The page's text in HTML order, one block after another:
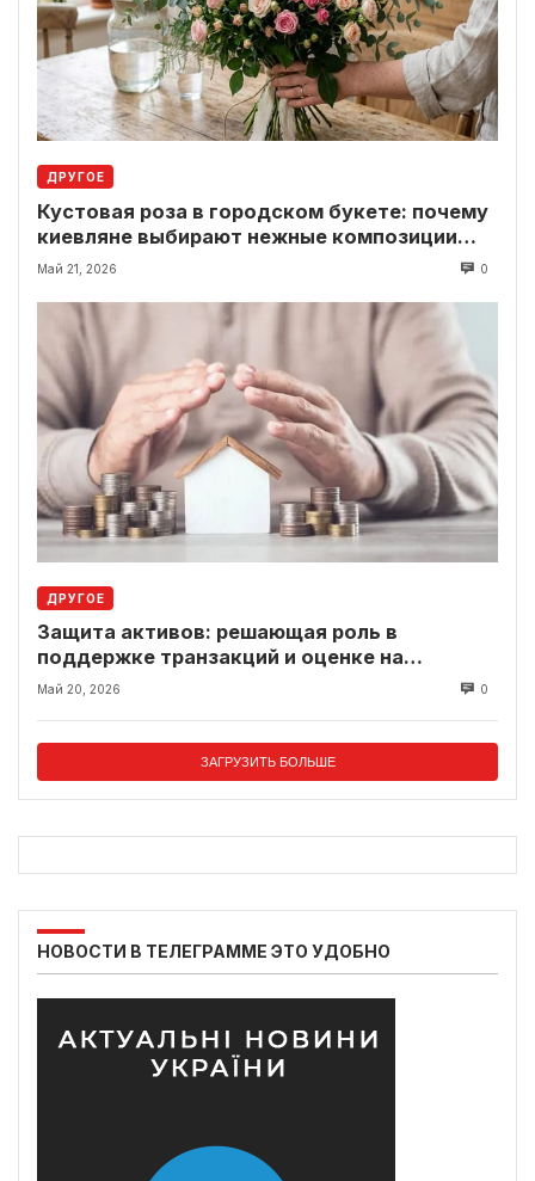
ДРУГОЕ
Кустовая роза в городском букете: почему
киевляне выбирают нежные композиции
вместо классики
Май 21, 2026 0
ДРУГОЕ
Защита активов: решающая роль в
поддержке транзакций и оценке на
современном рынке
Май 20, 2026 0
ЗАГРУЗИТЬ БОЛЬШЕ
НОВОСТИ В ТЕЛЕГРАММЕ ЭТО УДОБНО